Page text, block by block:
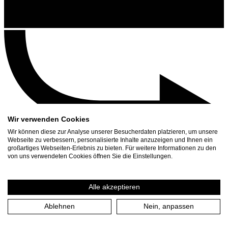
Contact
Press Download
Wir verwenden Cookies
Wir können diese zur Analyse unserer Besucherdaten platzieren, um unsere
Webseite zu verbessern, personalisierte Inhalte anzuzeigen und Ihnen ein
großartiges Webseiten-Erlebnis zu bieten. Für weitere Informationen zu den
von uns verwendeten Cookies öffnen Sie die Einstellungen.
Alle akzeptieren
Ablehnen Nein, anpassen